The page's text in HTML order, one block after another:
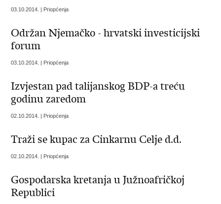
03.10.2014. | Priopćenja
Održan Njemačko - hrvatski investicijski
forum
03.10.2014. | Priopćenja
Izvjestan pad talijanskog BDP-a treću
godinu zaredom
02.10.2014. | Priopćenja
Traži se kupac za Cinkarnu Celje d.d.
02.10.2014. | Priopćenja
Gospodarska kretanja u Južnoafričkoj
Republici